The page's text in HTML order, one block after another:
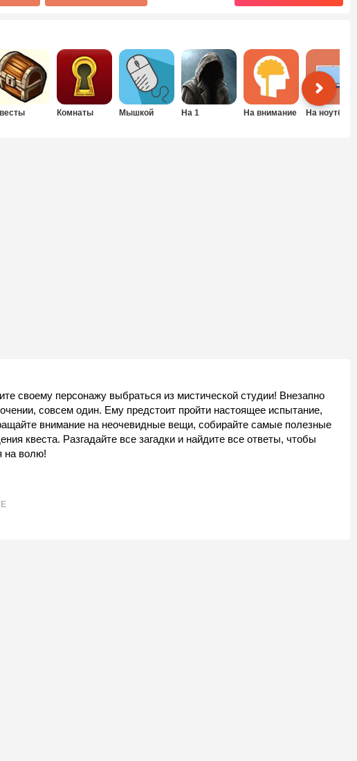
Комнаты Мышкой На 1 На внимание На ноутбук
своему персонажу выбраться из мистической студии! Внезапно
совсем один. Ему предстоит пройти настоящее испытание,
внимание на неочевидные вещи, собирайте самые полезные
квеста. Разгадайте все загадки и найдите все ответы, чтобы
на волю!